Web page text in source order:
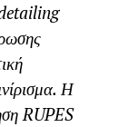
Η
RUPES